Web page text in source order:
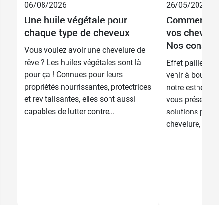
06/08/2026
Une huile végétale pour
chaque type de cheveux
Vous voulez avoir une chevelure de
rêve ? Les huiles végétales sont là
pour ça ! Connues pour leurs
propriétés nourrissantes, protectrices
et revitalisantes, elles sont aussi
capables de lutter contre...
26/05/2026
Comment
vos
Nos
Effet paille,
venir à bout
notre
vous présente
solutions pour
chevelure,